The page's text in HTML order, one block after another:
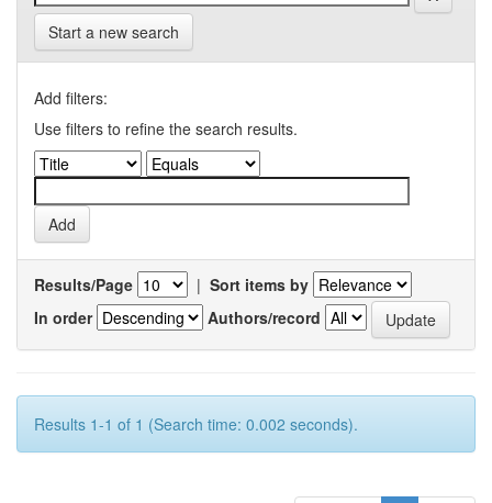
Start a new search
Add filters:
Use filters to refine the search results.
Results/Page | Sort items by
In order
Authors/record
Results 1-1 of 1 (Search time: 0.002 seconds).